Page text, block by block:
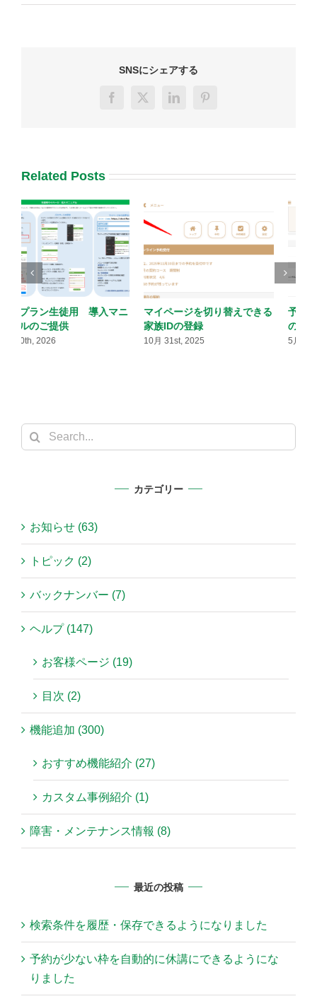
SNSにシェアする
Facebook
X LinkedInPinterest
Related Posts
マイページを切り替えできる
家族IDの登録
10月 31st, 2025
予約受付時にアンケートなど
の入力を受け付ける
5月 30th, 2026
Search
for:
カテゴリー
お知らせ (63)
トピック (2)
バックナンバー (7)
ヘルプ (147)
お客様ページ (19)
目次 (2)
機能追加 (300)
おすすめ機能紹介 (27)
カスタム事例紹介 (1)
障害・メンテナンス情報 (8)
最近の投稿
検索条件を履歴・保存できるようになりました
予約が少ない枠を自動的に休講にできるようにな
りました